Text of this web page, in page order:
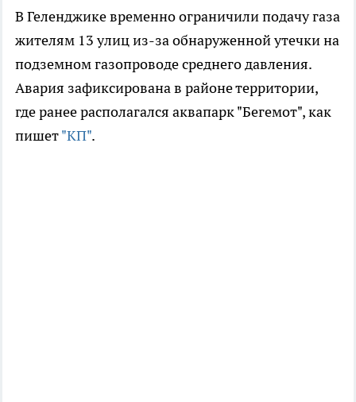
В Геленджике временно ограничили подачу газа
жителям 13 улиц из-за обнаруженной утечки на
подземном газопроводе среднего давления.
Авария зафиксирована в районе территории,
где ранее располагался аквапарк "Бегемот", как
пишет"КП".